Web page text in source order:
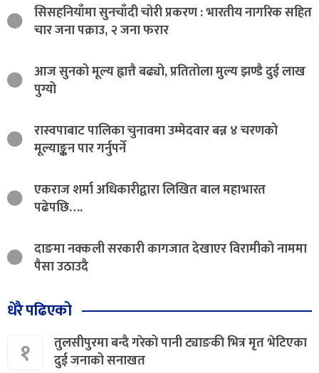
सिसहनियाँमा सुनचाँदी चोरी प्रकरण : भारतीय नागरिक सहित
चार जना पक्राउ, २ जना फरार
आज सुनको मूल्य ह्वात्तै बढ्यो, प्रतितोला मुल्य झण्डै दुई लाख
पुग्यो
रास्वपाबाट पालिका चुनावमा उम्मेदवार बन्न ४ चरणको
मूल्याङ्कन पार गर्नुपर्ने
एकराज शर्मा अधिकारीद्वारा लिखित बाल महाभारत
पढेपछि….
दाङमा नक्कली सरकारी कागजात देखाएर विरामीको नाममा
पैसा उठाउदै
धेरै पढिएको
१
तुलसीपुरमा बन्दै गरेको पानी ट्याङकी भित्र मृत भेटिएका
दुई जनाको सनाखत